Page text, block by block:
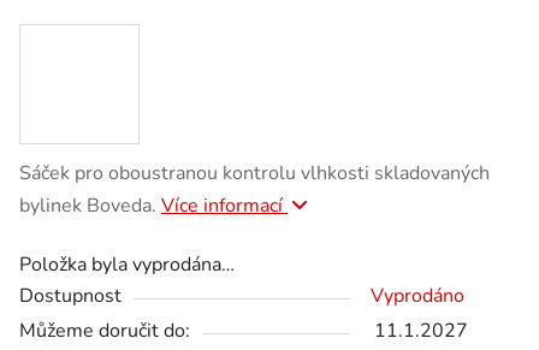
Sáček pro oboustranou kontrolu vlhkosti skladovaných
bylinek Boveda. Více informací
Položka byla vyprodána…
Dostupnost
Vyprodáno
Můžeme doručit do:
11.1.2027